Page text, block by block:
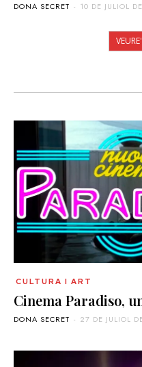
DONA SECRET - 10 DE JULIOL
CULTURA I ART
Cinema Paradiso,
DONA SECRET - 27 DE JULIOL